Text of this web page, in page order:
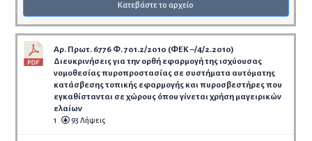
Κατεβάστε το αρχείο
Αρ. Πρωτ. 6776 Φ. 701.2/2010 (ΦΕΚ –/4/2.2010)
Διευκρινήσεις για την ορθή εφαρμογή της ισχύουσας
νομοθεσίας πυροπροστασίας σε συστήματα αυτόματης
κατάσβεσης τοπικής εφαρμογής και πυροσβεστήρες που
εγκαθίστανται σε χώρους όπου γίνεται χρήση μαγειρικών
ελαίων
1 93 Λήψεις